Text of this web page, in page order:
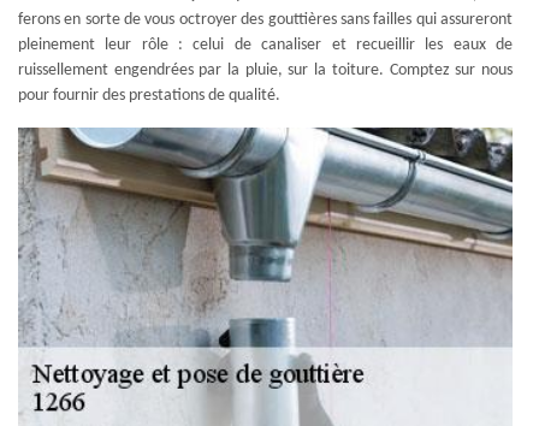
ferons en sorte de vous octroyer des gouttières sans failles qui assureront
pleinement leur rôle : celui de canaliser et recueillir les eaux de
ruissellement engendrées par la pluie, sur la toiture. Comptez sur nous
pour fournir des prestations de qualité.